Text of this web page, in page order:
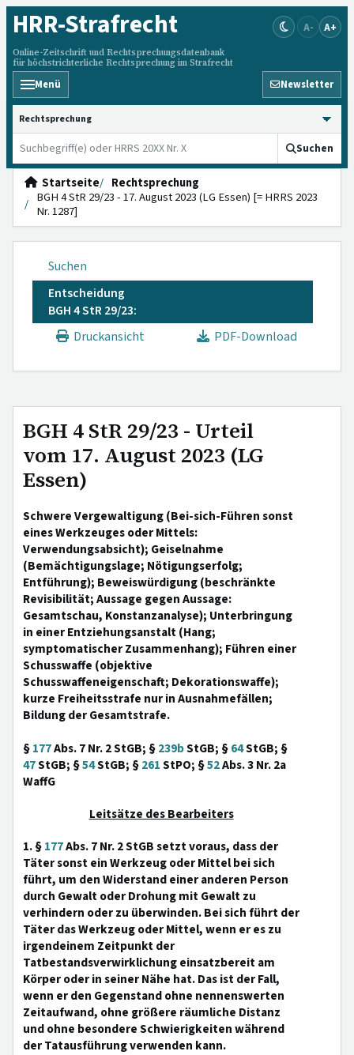
HRR-Strafrecht
Online-Zeitschrift und Rechtsprechungsdatenbank
für höchstrichterliche Rechtsprechung im Strafrecht
A- A+
Menü Newsletter
HRRS durchsuchen
Suchen
Startseite
Rechtsprechung
BGH 4 StR 29/23 - 17. August 2023 (LG Essen) [= HRRS 2023
Nr. 1287]
Suchen
Entscheidung
BGH 4 StR 29/23:
Druckansicht
PDF-Download
BGH 4 StR 29/23 - Urteil
vom 17. August 2023 (LG
Essen)
Schwere Vergewaltigung (Bei-sich-Führen sonst
eines Werkzeuges oder Mittels:
Verwendungsabsicht); Geiselnahme
(Bemächtigungslage; Nötigungserfolg;
Entführung); Beweiswürdigung (beschränkte
Revisibilität; Aussage gegen Aussage:
Gesamtschau, Konstanzanalyse); Unterbringung
in einer Entziehungsanstalt (Hang;
symptomatischer Zusammenhang); Führen einer
Schusswaffe (objektive
Schusswaffeneigenschaft; Dekorationswaffe);
kurze Freiheitsstrafe nur in Ausnahmefällen;
Bildung der Gesamtstrafe.
§177Abs. 7 Nr. 2 StGB; §239bStGB; §64StGB; §
47StGB; §54StGB; §261StPO; §52Abs. 3 Nr. 2a
WaffG
Leitsätze des Bearbeiters
1. §177Abs. 7 Nr. 2 StGB setzt voraus, dass der
Täter sonst ein Werkzeug oder Mittel bei sich
führt, um den Widerstand einer anderen Person
durch Gewalt oder Drohung mit Gewalt zu
verhindern oder zu überwinden. Bei sich führt der
Täter das Werkzeug oder Mittel, wenn er es zu
irgendeinem Zeitpunkt der
Tatbestandsverwirklichung einsatzbereit am
Körper oder in seiner Nähe hat. Das ist der Fall,
wenn er den Gegenstand ohne nennenswerten
Zeitaufwand, ohne größere räumliche Distanz
und ohne besondere Schwierigkeiten während
der Tatausführung verwenden kann.